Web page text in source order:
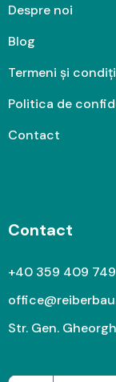
Despre noi
Blog
Termeni și
Politica de
Contact
Contact
+40 359 409 749
Str. Gen.